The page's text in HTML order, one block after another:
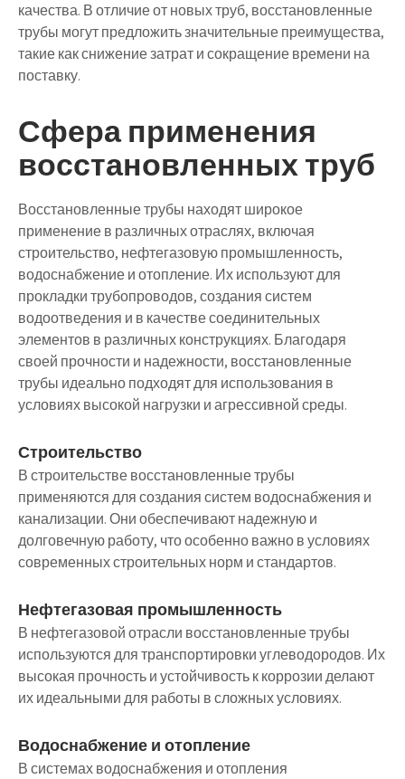
качества. В отличие от новых труб, восстановленные
трубы могут предложить значительные преимущества,
такие как снижение затрат и сокращение времени на
поставку.
Сфера применения
восстановленных труб
Восстановленные трубы находят широкое
применение в различных отраслях, включая
строительство, нефтегазовую промышленность,
водоснабжение и отопление. Их используют для
прокладки трубопроводов, создания систем
водоотведения и в качестве соединительных
элементов в различных конструкциях. Благодаря
своей прочности и надежности, восстановленные
трубы идеально подходят для использования в
условиях высокой нагрузки и агрессивной среды.
Строительство
В строительстве восстановленные трубы
применяются для создания систем водоснабжения и
канализации. Они обеспечивают надежную и
долговечную работу, что особенно важно в условиях
современных строительных норм и стандартов.
Нефтегазовая промышленность
В нефтегазовой отрасли восстановленные трубы
используются для транспортировки углеводородов. Их
высокая прочность и устойчивость к коррозии делают
их идеальными для работы в сложных условиях.
Водоснабжение и отопление
В системах водоснабжения и отопления